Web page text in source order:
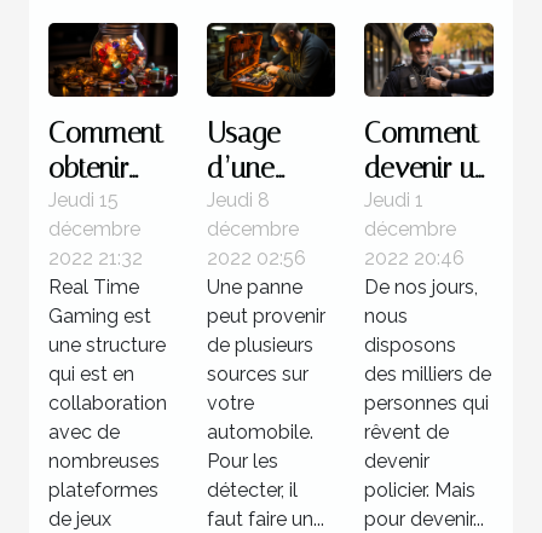
Comment
obtenir
des
jackpots
sur Real
Time
Gaming ?
Jeudi 15
décembre
2022 21:32
Real Time
Gaming est
une structure
qui est en
collaboration
avec de
nombreuses
plateformes
de jeux
Usage
d’une
valise
diagnostic
: Quelle
utilité pour
votre
voiture ?
Jeudi 8
décembre
2022 02:56
Une panne
peut provenir
de plusieurs
sources sur
votre
automobile.
Pour les
détecter, il
faut faire un...
Comment
devenir un
policier ?
Jeudi 1
décembre
2022 20:46
De nos jours,
nous
disposons
des milliers de
personnes qui
rêvent de
devenir
policier. Mais
pour devenir...